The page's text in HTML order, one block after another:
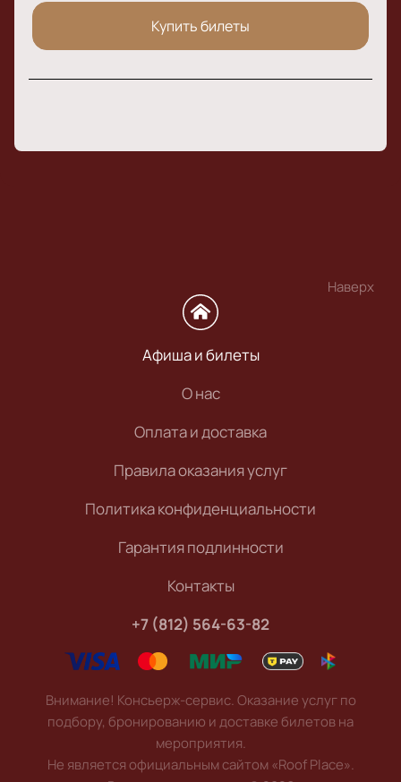
Купить билеты
Наверх
Афиша и билеты
О нас
Оплата и доставка
Правила оказания услуг
Политика конфиденциальности
Гарантия подлинности
Контакты
+7 (812) 564-63-82
Внимание! Консьерж-сервис. Оказание услуг по
подбору, бронированию и доставке билетов на
мероприятия.
Не является официальным сайтом «Roof Place».